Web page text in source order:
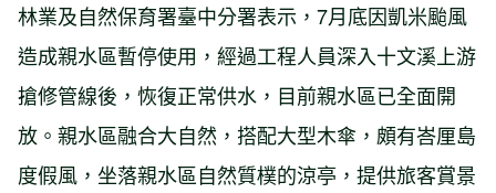
林業及自然保育署臺中分署表示，7月底因凱米颱風
造成親水區暫停使用，經過工程人員深入十文溪上游
搶修管線後，恢復正常供水，目前親水區已全面開
放。親水區融合大自然，搭配大型木傘，頗有峇厘島
度假風，坐落親水區自然質樸的涼亭，提供旅客賞景